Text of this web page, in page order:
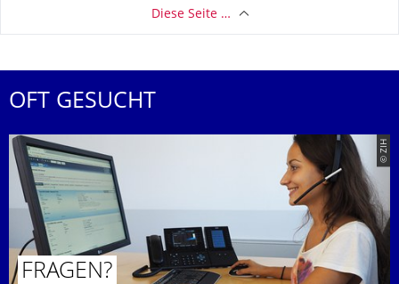
Diese Seite …
OFT GESUCHT
© ZIH
FRAGEN?